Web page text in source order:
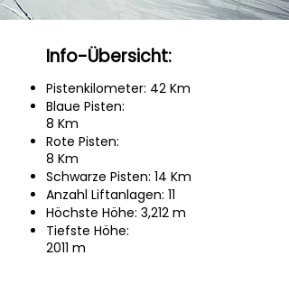
Info-Übersicht:
Pistenkilometer: 42 Km
Blaue Pisten:
8 Km
Rote Pisten:
8 Km
Schwarze Pisten: 14 Km
Anzahl Liftanlagen: 11
Höchste Höhe: 3,212 m
Tiefste Höhe:
2011 m